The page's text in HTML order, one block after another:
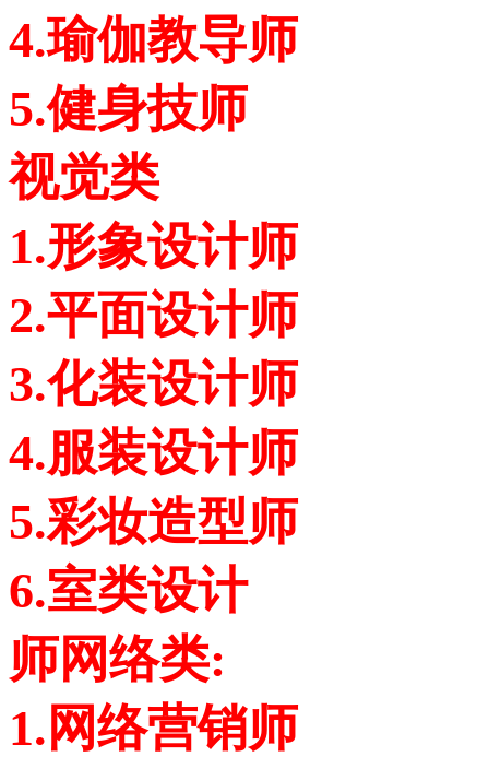
4.瑜伽教导师
5.健身技师
视觉类
1.形象设计师
2.平面设计师
3.化装设计师
4.服装设计师
5.彩妆造型师
6.室类设计
师网络类:
1.网络营销师